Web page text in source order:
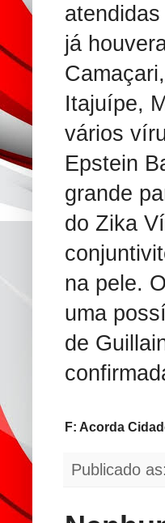
já
Itajuípe,
vários
Epstein
grande
do Zika
na pele.
uma
de
F: Acorda
Publicado as: